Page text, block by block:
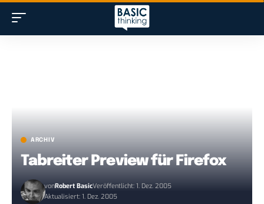
ARCHIV
Tabreiter Preview für Firefox
vonRobert BasicVeröffentlicht: 1. Dez. 2005
Aktualisiert: 1. Dez. 2005